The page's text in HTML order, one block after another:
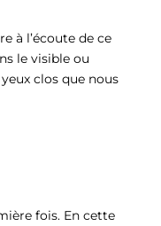
à l’écoute de ce
le visible ou
yeux clos que nous
fois. En cette